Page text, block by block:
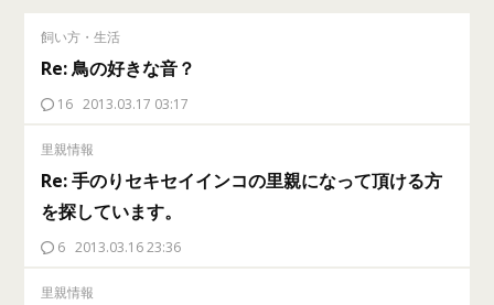
飼い方・生活
Re: 鳥の好きな音？
16 2013.03.17 03:17
里親情報
Re: 手のりセキセイインコの里親になって頂ける方
を探しています。
6 2013.03.16 23:36
里親情報